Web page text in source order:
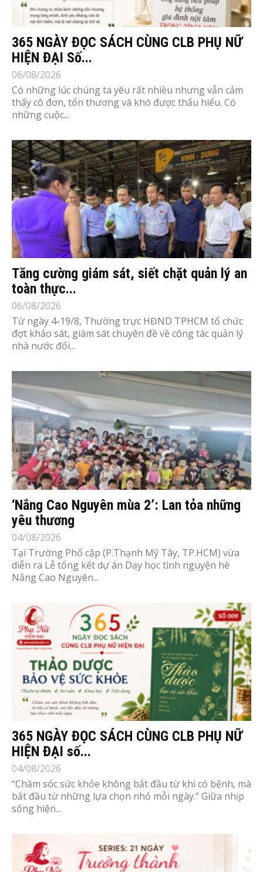
365 NGÀY ĐỌC SÁCH CÙNG CLB PHỤ NỮ
HIỆN ĐẠI Số...
06/08/2026
Có những lúc chúng ta yêu rất nhiều nhưng vẫn cảm
thấy cô đơn, tổn thương và khó được thấu hiểu. Có
những cuộc...
Tăng cường giám sát, siết chặt quản lý an
toàn thực...
06/08/2026
Từ ngày 4-19/8, Thường trực HĐND TPHCM tổ chức
đợt khảo sát, giám sát chuyên đề về công tác quản lý
nhà nước đối...
‘Nắng Cao Nguyên mùa 2’: Lan tỏa những
yêu thương
04/08/2026
Tại Trường Phổ cập (P.Thạnh Mỹ Tây, TP.HCM) vừa
diễn ra Lễ tổng kết dự án Dạy học tình nguyện hè
Nắng Cao Nguyên...
365 NGÀY ĐỌC SÁCH CÙNG CLB PHỤ NỮ
HIỆN ĐẠI số...
04/08/2026
“Chăm sóc sức khỏe không bắt đầu từ khi có bệnh, mà
bắt đầu từ những lựa chọn nhỏ mỗi ngày.” Giữa nhịp
sống hiện...